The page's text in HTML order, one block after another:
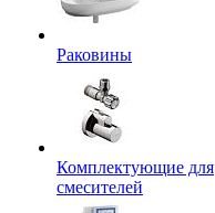
Раковины
Комплектующие для
смесителей